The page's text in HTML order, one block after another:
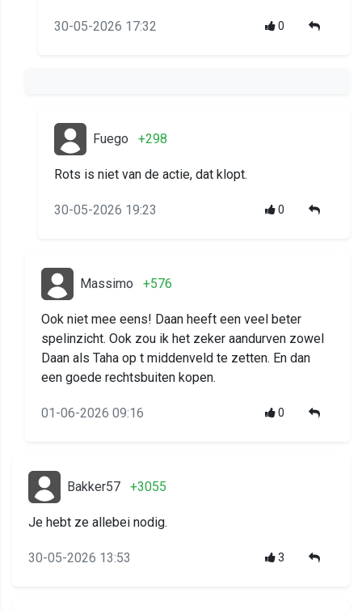
30-05-2026 17:32 0
Fuego +298
Rots is niet van de actie, dat klopt.
30-05-2026 19:23 0
Massimo +576
Ook niet mee eens! Daan heeft een veel beter
spelinzicht. Ook zou ik het zeker aandurven zowel
Daan als Taha op t middenveld te zetten. En dan
een goede rechtsbuiten kopen.
01-06-2026 09:16 0
Bakker57 +3055
Je hebt ze allebei nodig.
30-05-2026 13:53 3